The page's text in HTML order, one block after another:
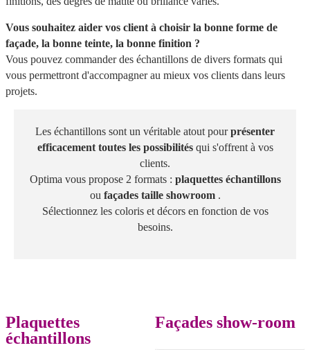
Vous souhaitez aider vos client à choisir la bonne forme de
façade, la bonne teinte, la bonne finition ?
Vous pouvez commander des échantillons de divers formats qui
vous permettront d'accompagner au mieux vos clients dans leurs
projets.
Les échantillons sont un véritable atout pourprésenter
efficacement toutes les possibilités qui s'offrent à vos
clients.
Optima vous propose 2 formats : plaquettes échantillons
ou façades taille showroom .
Sélectionnez les coloris et décors en fonction de vos
besoins.
Plaquettes
échantillons
Façades show-room